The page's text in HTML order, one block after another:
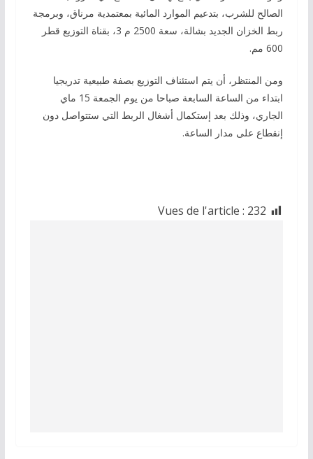
الصالح للشرب، بتدعيم الموارد المائية بمعتمدية مرناق، وبرمجة
ربط الخزان الجديد بشالة، سعة 2500 م 3، بقناة التوزيع قطر
600 مم.
ومن المنتظر، أن يتم استئناف التوزيع بصفة طبيعية تدريجيا
ابتداء من الساعة السابعة صباحا من يوم الجمعة 15 ماي
الجاري، وذلك بعد إستكمال أشغال الربط التي ستتواصل دون
إنقطاع على مدار الساعة.
Vues de l'article : 232